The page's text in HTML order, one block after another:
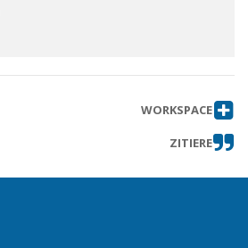
WORKSPACE
ZITIERE